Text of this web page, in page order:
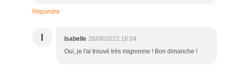
Répondre
I Isabelle 26/06/2022 16:04
Oui, je l'ai trouvé très mignonne ! Bon dimanche !